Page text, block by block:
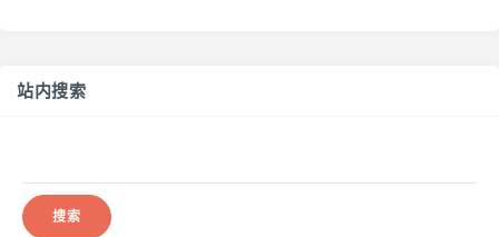
站内搜索